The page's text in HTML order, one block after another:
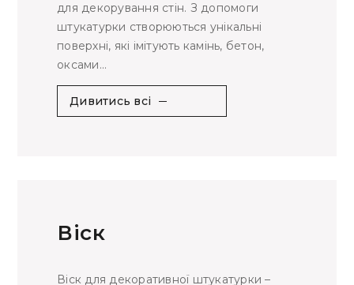
для декорування стін. З допомоги
штукатурки створюються унікальні
поверхні, які імітують камінь, бетон,
оксами...
Дивитись всі
Віск
Віск для декоративної штукатурки –